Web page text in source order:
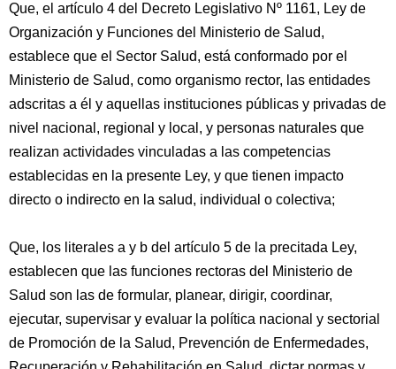
Que, el artículo 4 del Decreto Legislativo Nº 1161, Ley de
Organización y Funciones del Ministerio de Salud,
establece que el Sector Salud, está conformado por el
Ministerio de Salud, como organismo rector, las entidades
adscritas a él y aquellas instituciones públicas y privadas de
nivel nacional, regional y local, y personas naturales que
realizan actividades vinculadas a las competencias
establecidas en la presente Ley, y que tienen impacto
directo o indirecto en la salud, individual o colectiva;
Que, los literales a y b del artículo 5 de la precitada Ley,
establecen que las funciones rectoras del Ministerio de
Salud son las de formular, planear, dirigir, coordinar,
ejecutar, supervisar y evaluar la política nacional y sectorial
de Promoción de la Salud, Prevención de Enfermedades,